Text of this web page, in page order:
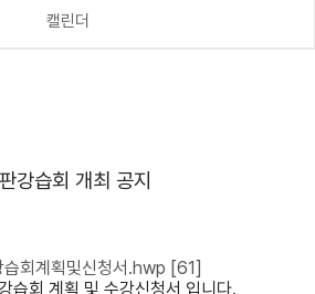
캘린더
강습회 개최 공지
회계획및신청서.hwp [61]
습회 계획 및 수강신청서 입니다.